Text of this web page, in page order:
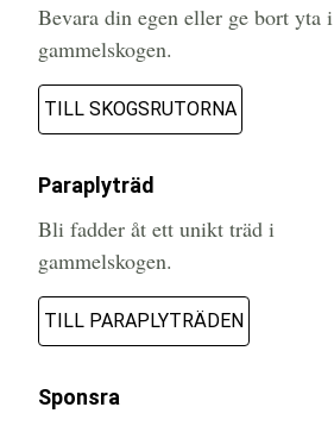
Bevara din egen eller ge bort yta i
gammelskogen.
TILL SKOGSRUTORNA
Paraplyträd
Bli fadder åt ett unikt träd i
gammelskogen.
TILL PARAPLYTRÄDEN
Sponsra